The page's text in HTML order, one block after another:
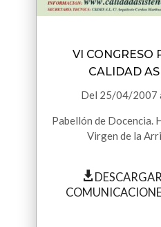
VI CONGRESO
CALIDAD
Del 25/04/2007
Pabellón de Docencia.
Virgen de la